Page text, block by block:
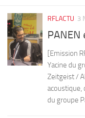
RFLACTU 3
[Emission
Yacine du
Zeitgeist /
acoustique,
du groupe